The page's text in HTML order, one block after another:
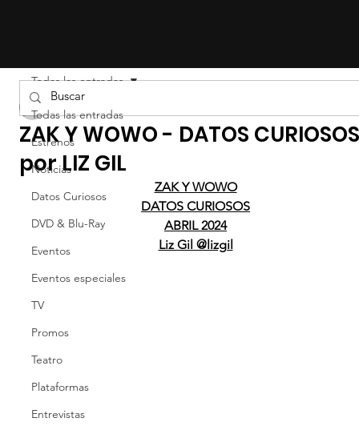
Todas las entradas
Estrenos
Noticias
Datos Curiosos
DVD & Blu-Ray
Eventos
Eventos especiales
TV
Promos
Teatro
Plataformas
Entrevistas
Todas las entradas
ZAK Y WOWO - DATOS
por LIZ GIL
ZAK Y WOWO
DATOS CURIOSOS
ABRIL 2024
Liz Gil @lizgil